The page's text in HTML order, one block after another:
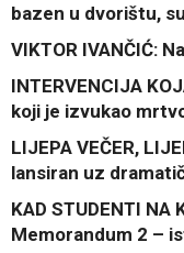
bazen u dvorištu,
VIKTOR IVANČIĆ:
INTERVENCIJA
koji je izvukao
LIJEPA VEČER,
lansiran uz
KAD STUDENTI NA
Memorandum 2 –